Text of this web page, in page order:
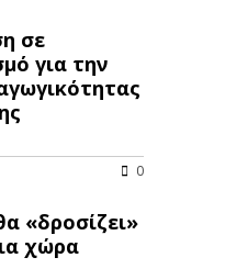
σε
για την
0
«δροσίζει»
χώρα